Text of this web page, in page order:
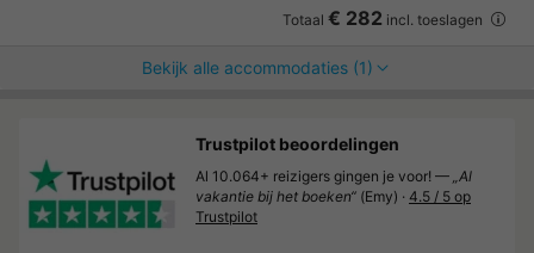
Totaal € 282 incl. toeslagen
Bekijk alle accommodaties (1)
Trustpilot beoordelingen
Al 10.064+ reizigers gingen je voor! — „Al
vakantie bij het boeken“ (Emy) · 4.5 / 5 op
Trustpilot